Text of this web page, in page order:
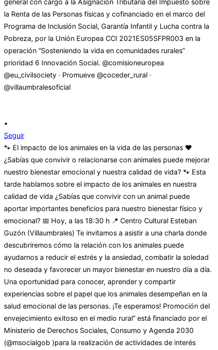
•
Seguir
🐾 El impacto de los animales en la vida de las personas ❤️
¿Sabías que convivir o relacionarse con animales puede mejorar
nuestro bienestar emocional y nuestra calidad de vida? 🐾 Esta
tarde hablamos sobre el impacto de los animales en nuestra
calidad de vida ¿Sabías que convivir con un animal puede
aportar importantes beneficios para nuestro bienestar físico y
emocional? 📅 Hoy, a las 18:30 h 📍 Centro Cultural Esteban
Guzón (Villaumbrales) Te invitamos a asistir a una charla donde
descubriremos cómo la relación con los animales puede
ayudarnos a reducir el estrés y la ansiedad, combatir la soledad
no deseada y favorecer un mayor bienestar en nuestro día a día.
Una oportunidad para conocer, aprender y compartir
experiencias sobre el papel que los animales desempeñan en la
salud emocional de las personas. ¡Te esperamos! Promoción del
envejecimiento exitoso en el medio rural” está financiado por el
Ministerio de Derechos Sociales, Consumo y Agenda 2030
(@msocialgob )para la realización de actividades de interés